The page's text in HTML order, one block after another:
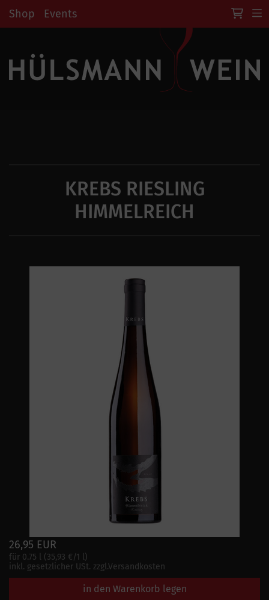
Shop Events
KREBS RIESLING
HIMMELREICH
26,95 EUR
für 0.75 l (35,93 €/1 l)
inkl. gesetzlicher USt. zzgl.Versandkosten
in den Warenkorb legen